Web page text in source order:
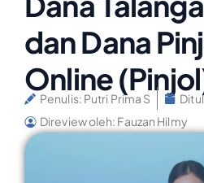
dan Dana
Online
Penulis: Putri Prima S
Direview oleh: Fauzan Hilmy